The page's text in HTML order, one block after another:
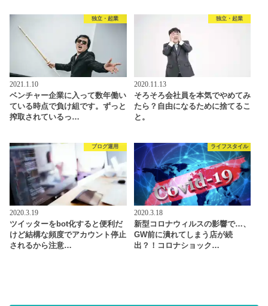
独立・起業
2021.1.10
ベンチャー企業に入って数年働い
ている時点で負け組です。ずっと
搾取されているっ…
独立・起業
2020.11.13
そろそろ会社員を本気でやめてみ
たら？自由になるために捨てるこ
と。
ブログ運用
2020.3.19
ツイッターをbot化すると便利だ
けど結構な頻度でアカウント停止
されるから注意…
ライフスタイル
2020.3.18
新型コロナウィルスの影響で…、
GW前に潰れてしまう店が続
出？！コロナショック…